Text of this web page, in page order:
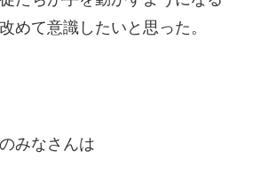
めて意識したいと思った。
みなさんは